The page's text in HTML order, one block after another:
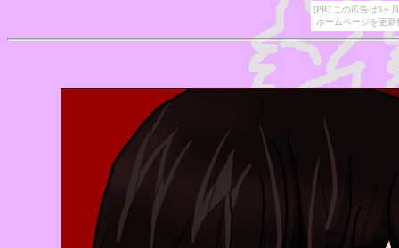
[PR] この広告は3ヶ
ホームページを更